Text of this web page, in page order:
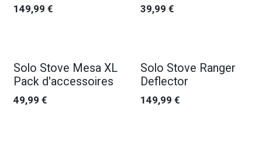
149,99 € 39,99 €
Solo Stove Mesa XL
Pack d'accessoires
49,99 €
Solo Stove Ranger
Deflector
149,99 €